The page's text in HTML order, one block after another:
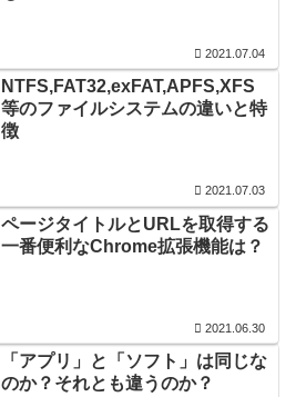
2021.07.04
NTFS,FAT32,exFAT,APFS,XFS
等のファイルシステムの違いと特
徴
2021.07.03
ページタイトルとURLを取得する
一番便利なChrome拡張機能は？
2021.06.30
「アプリ」と「ソフト」は同じな
のか？それとも違うのか？